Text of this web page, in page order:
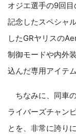
オジエ選手の9回
記念したスペシャ
したGRヤリスの
制御モードや内外
込んだ専用アイテ
ちなみに、同車
ライバーズチャン
とを、非常に誇り